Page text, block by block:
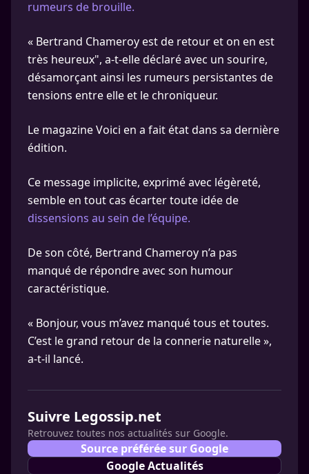
rumeurs de brouille.
« Bertrand Chameroy est de retour et on en est
très heureux", a-t-elle déclaré avec un sourire,
désamorçant ainsi les rumeurs persistantes de
tensions entre elle et le chroniqueur.
Le magazine Voici en a fait état dans sa dernière
édition.
Ce message implicite, exprimé avec légèreté,
semble en tout cas écarter toute idée de
dissensions au sein de l’équipe.
De son côté, Bertrand Chameroy n’a pas
manqué de répondre avec son humour
caractéristique.
« Bonjour, vous m’avez manqué tous et toutes.
C’est le grand retour de la connerie naturelle »,
a-t-il lancé.
Suivre Legossip.net
Retrouvez toutes nos actualités sur Google.
Source préférée sur Google
Google Actualités